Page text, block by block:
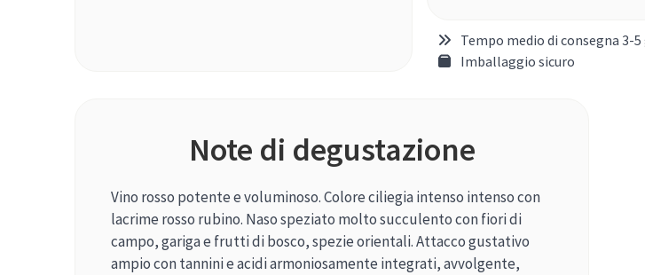
Tempo medio di consegna 3-
Imballaggio sicuro
Note di degustazione
Vino rosso potente e voluminoso. Colore ciliegia intenso intenso con
lacrime rosso rubino. Naso speziato molto succulento con fiori di
campo, gariga e frutti di bosco, spezie orientali. Attacco gustativo
ampio con tannini e acidi armoniosamente integrati, avvolgente,